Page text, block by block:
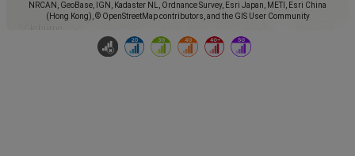
NRCAN, GeoBase, IGN, Kadaster NL, Ordnance Survey, Esri Japan, METI, Esri China
(Hong Kong), © OpenStreetMap contributors, and the GIS User Community